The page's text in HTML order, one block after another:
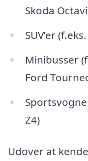
Skoda
SUV’er
Minibusser
Ford
Z4)
Udover at